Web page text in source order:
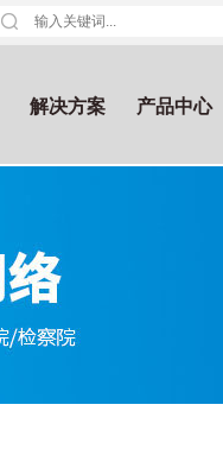
解决方案 产品中心